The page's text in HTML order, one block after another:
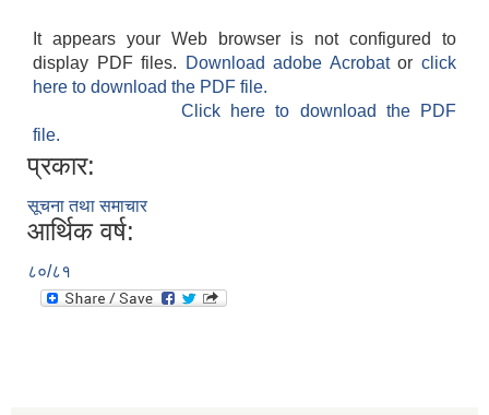
It appears your Web browser is not configured to
display PDF files.
Download adobe Acrobatorclick
here to download the PDF file.
Click here to download the PDF
file.
प्रकार:
सूचना तथा समाचार
आर्थिक वर्ष:
८०/८१